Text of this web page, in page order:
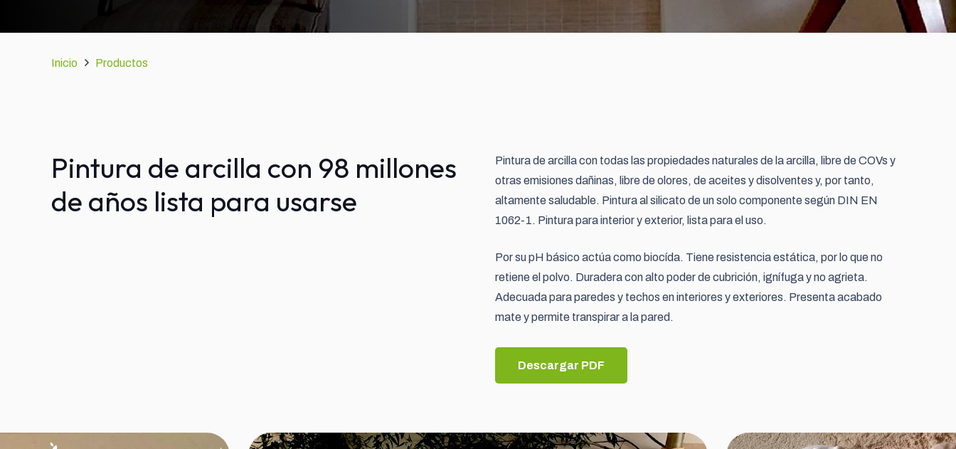
Inicio Productos
Pintura de arcilla con 98 millones
de años lista para usarse
Pintura de arcilla con todas las propiedades naturales de la arcilla, libre de COVs y
otras emisiones dañinas, libre de olores, de aceites y disolventes y, por tanto,
altamente saludable. Pintura al silicato de un solo componente según DIN EN
1062-1. Pintura para interior y exterior, lista para el uso.
Por su pH básico actúa como biocída. Tiene resistencia estática, por lo que no
retiene el polvo. Duradera con alto poder de cubrición, ignífuga y no agrieta.
Adecuada para paredes y techos en interiores y exteriores. Presenta acabado
mate y permite transpirar a la pared.
Descargar PDF